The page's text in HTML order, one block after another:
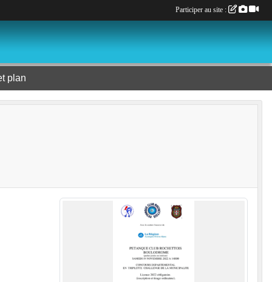
plan
Participer au site :